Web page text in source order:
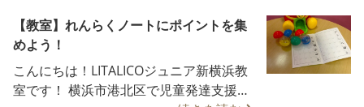
同、お子さまやご家族が快適に過ごせる
よう努めています。 気になることがあれ
ば、小さなことでも気軽に相談してくだ
さいね！ ◆2026年度ご利用者さま募集！
LITALICOジュニア新横浜教室では、ご利
の促進や、社会生活の基礎を身につける
ことを目的とする。 ★対象 • 主に0歳から
就学前までのお子さま（発達障がいや発
達の遅れがあると診断、またはその可能
たと思ったら、雨続きでお花見に行けな
かった方も多いのではないでしょう
か。。 本日は新年度ということで、改め
てLITALICOについてご紹介したいと思い
ます！ ★理念★ 「LITALICO」は 日本語
【教室】れんらくノートにポイントを集
めよう！
こんにちは！LITALICOジュニア新横浜教
室です！ 横浜市港北区で児童発達支援・